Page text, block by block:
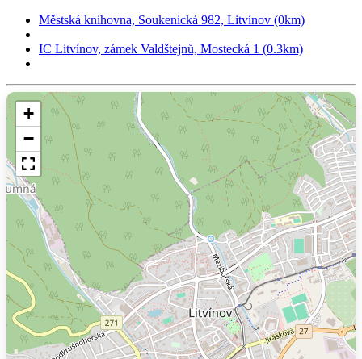
Městská knihovna, Soukenická 982, Litvínov (0km)
IC Litvínov, zámek Valdštejnů, Mostecká 1 (0.3km)
+
−